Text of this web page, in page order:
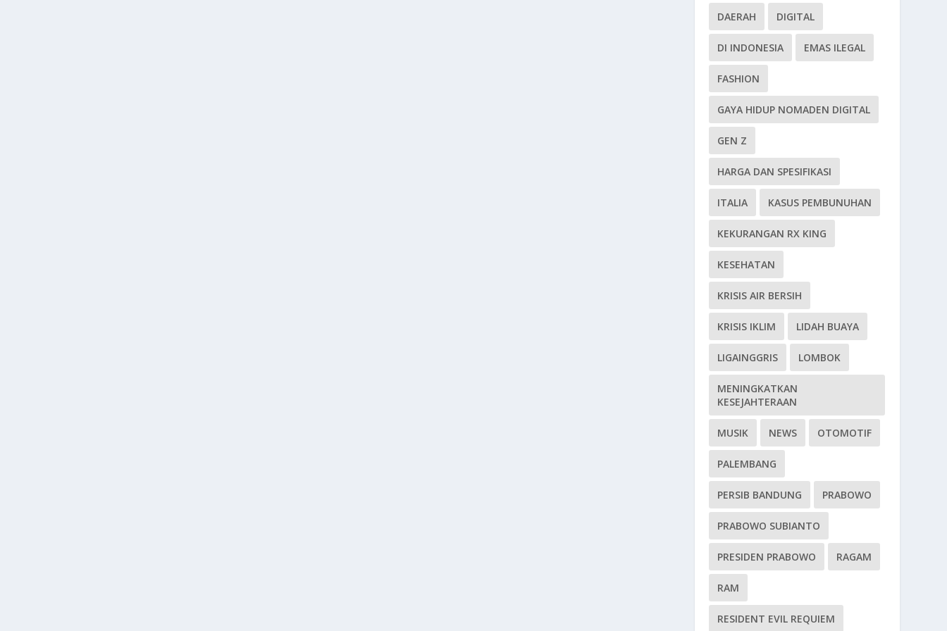
DAERAH DIGITAL
DI INDONESIA EMAS ILEGAL
FASHION
GAYA HIDUP NOMADEN DIGITAL
GEN Z
HARGA DAN SPESIFIKASI
ITALIA KASUS PEMBUNUHAN
KEKURANGAN RX KING
KESEHATAN
KRISIS AIR BERSIH
KRISIS IKLIM LIDAH BUAYA
LIGAINGGRIS LOMBOK
MENINGKATKAN
KESEJAHTERAAN
MUSIK NEWS OTOMOTIF
PALEMBANG
PERSIB BANDUNG PRABOWO
PRABOWO SUBIANTO
PRESIDEN PRABOWO RAGAM
RAM
RESIDENT EVIL REQUIEM